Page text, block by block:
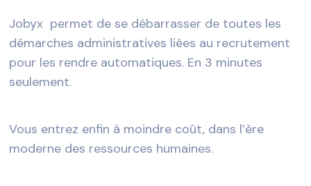
Jobyx permet de se débarrasser de toutes les
démarches administratives liées au recrutement
pour les rendre automatiques. En 3 minutes
seulement.
Vous entrez enfin à moindre coût, dans l’ère
moderne des ressources humaines.